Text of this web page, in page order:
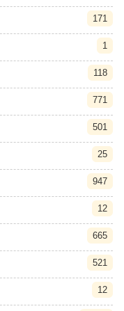
171
1
118
771
501
25
947
12
665
521
12